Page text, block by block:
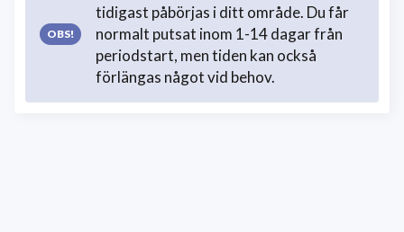
tidigast påbörjas i ditt område. Du får
normalt putsat inom 1-14 dagar från
periodstart, men tiden kan också
förlängas något vid behov.